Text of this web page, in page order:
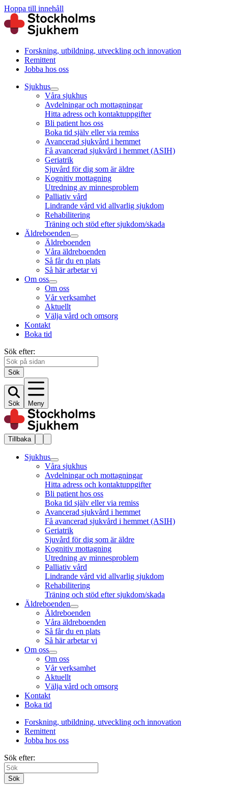
Hoppa till innehåll
Forskning, utbildning, utveckling och innovation
Remittent
Jobba hos oss
Sjukhus
Våra sjukhus
Avdelningar och mottagningar
Hitta adress och kontaktuppgifter
Bli patient hos oss
Boka tid själv eller via remiss
Avancerad sjukvård i hemmet
Få avancerad sjukvård i hemmet (ASIH)
Geriatrik
Sjuvård för dig som är äldre
Kognitiv mottagning
Utredning av minnesproblem
Palliativ vård
Lindrande vård vid allvarlig sjukdom
Rehabilitering
Träning och stöd efter sjukdom/skada
Äldreboenden
Äldreboenden
Våra äldreboenden
Så får du en plats
Så här arbetar vi
Om oss
Om oss
Vår verksamhet
Aktuellt
Välja vård och omsorg
Kontakt
Boka tid
Sök efter:
Sök
Sök Meny
Tillbaka
Sjukhus
Våra sjukhus
Avdelningar och mottagningar
Hitta adress och kontaktuppgifter
Bli patient hos oss
Boka tid själv eller via remiss
Avancerad sjukvård i hemmet
Få avancerad sjukvård i hemmet (ASIH)
Geriatrik
Sjuvård för dig som är äldre
Kognitiv mottagning
Utredning av minnesproblem
Palliativ vård
Lindrande vård vid allvarlig sjukdom
Rehabilitering
Träning och stöd efter sjukdom/skada
Äldreboenden
Äldreboenden
Våra äldreboenden
Så får du en plats
Så här arbetar vi
Om oss
Om oss
Vår verksamhet
Aktuellt
Välja vård och omsorg
Kontakt
Boka tid
Forskning, utbildning, utveckling och innovation
Remittent
Jobba hos oss
Sök efter:
Sök